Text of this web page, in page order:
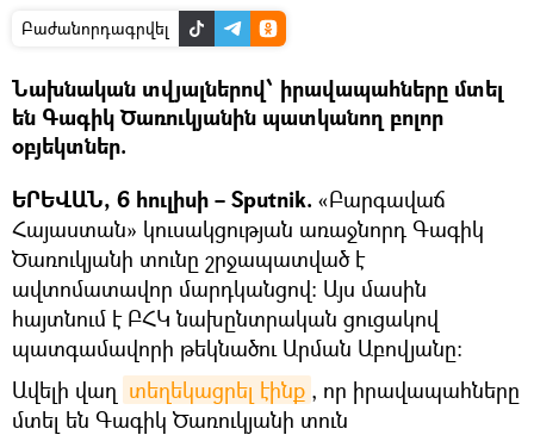
Բաժանորդագրվել
Նախնական տվյալներով՝ իրավապահները մտել
են Գագիկ Ծառուկյանին պատկանող բոլոր
օբյեկտներ.
ԵՐԵՎԱՆ, 6 հուլիսի – Sputnik. «Բարգավաճ
Հայաստան» կուսակցության առաջնորդ Գագիկ
Ծառուկյանի տունը շրջապատված է
ավտոմատավոր մարդկանցով։ Այս մասին
հայտնում է ԲՀԿ նախընտրական ցուցակով
պատգամավորի թեկնածու Արման Աբովյանը։
Ավելի վաղ տեղեկացրել էինք , որ իրավապահները
մտել են Գագիկ Ծառուկյանի տուն